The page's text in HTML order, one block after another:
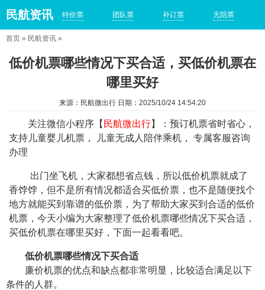
民航资讯 特价票 团队票 补订票 无陪票
首页 » 民航资讯 »
低价机票哪些情况下买合适，买低价机票在
哪里买好
来源：民航微出行 日期：2025/10/24 14:54:20
关注微信小程序【 民航微出行】：预订机票省时省心，
支持儿童婴儿机票， 儿童无成人陪伴乘机， 专属客服咨询
办理
出门坐飞机，大家都想省点钱，所以低价机票就成了
香饽饽，但不是所有情况都适合买低价票，也不是随便找个
地方就能买到靠谱的低价票，为了帮助大家买到合适的低价
机票，今天小编为大家整理了低价机票哪些情况下买合适，
买低价机票在哪里买好，下面一起看看吧。
低价机票哪些情况下买合适
廉价机票的优点和缺点都非常明显，比较适合满足以下
条件的人群。